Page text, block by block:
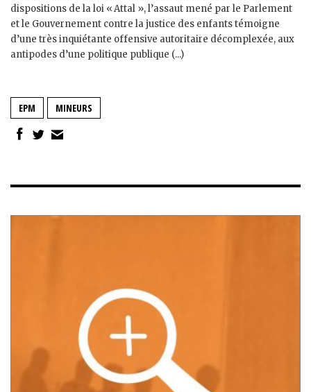
dispositions de la loi « Attal », l’assaut mené par le Parlement
et le Gouvernement contre la justice des enfants témoigne
d’une très inquiétante offensive autoritaire décomplexée, aux
antipodes d’une politique publique (...)
EPM MINEURS